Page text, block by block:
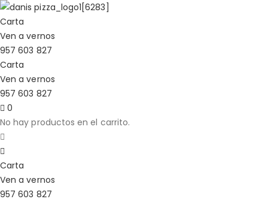
Carta
Ven a vernos
957 603 827
Carta
Ven a vernos
957 603 827
0
No hay productos en el carrito.
Carta
Ven a vernos
957 603 827